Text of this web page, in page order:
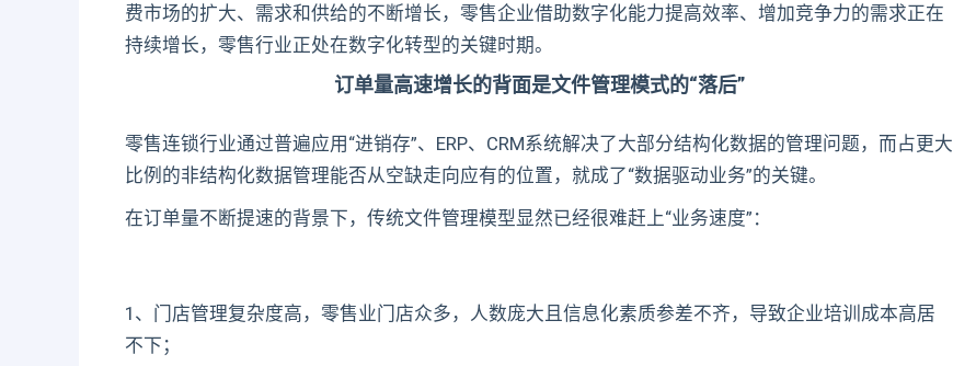
费市场的扩大、需求和供给的不断增长，零售企业借助数字化能力提高效率、增加竞争力的需求正在
持续增长，零售行业正处在数字化转型的关键时期。
订单量高速增长的背面是文件管理模式的“落后”
零售连锁行业通过普遍应用“进销存”、ERP、CRM系统解决了大部分结构化数据的管理问题，而占更大
比例的非结构化数据管理能否从空缺走向应有的位置，就成了“数据驱动业务”的关键。
在订单量不断提速的背景下，传统文件管理模型显然已经很难赶上“业务速度”：
1、门店管理复杂度高，零售业门店众多，人数庞大且信息化素质参差不齐，导致企业培训成本高居
不下；